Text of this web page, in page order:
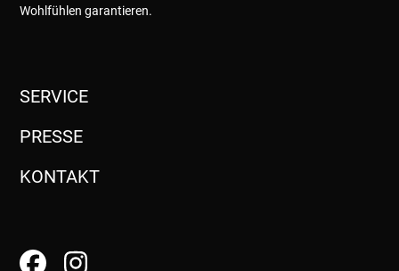
Wohlfühlen garantieren.
SERVICE
PRESSE
KONTAKT